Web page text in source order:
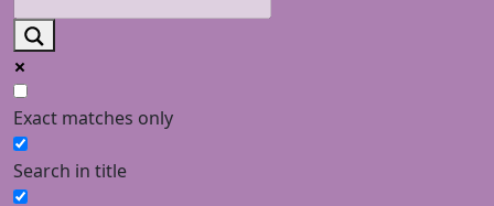
Exact matches only
Search in title